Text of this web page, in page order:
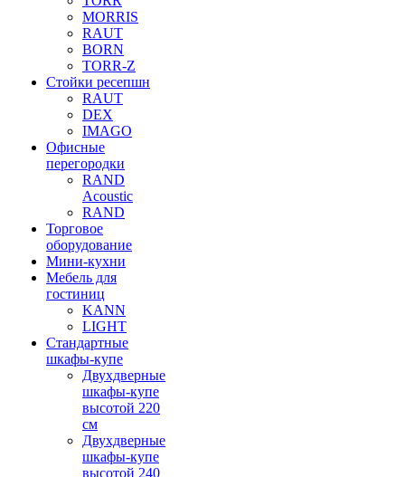
MORRIS
RAUT
BORN
TORR-Z
Стойки ресепшн
RAUT
DEX
IMAGO
Офисные
перегородки
RAND
Acoustic
RAND
Торговое
оборудование
Мини-кухни
Мебель для
гостиниц
KANN
LIGHT
Стандартные
шкафы-купе
Двухдверные
шкафы-купе
высотой 220
см
Двухдверные
шкафы-купе
высотой 240